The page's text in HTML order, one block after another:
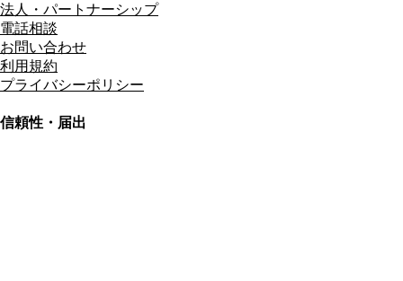
法人・パートナーシップ
電話相談
お問い合わせ
利用規約
プライバシーポリシー
信頼性・届出